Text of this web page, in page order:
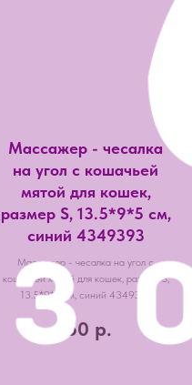
Массажер - чесалка
на угол с кошачьей
мятой для кошек,
размер S, 13.5*9*5 см,
синий 4349393
Массажер - чесалка на угол с
кошачьей мятой для кошек, размер S,
13.5*9*5 см, синий 4349393
150 р.